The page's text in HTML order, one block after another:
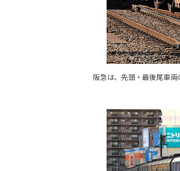
阪急は、先頭・最後尾車両